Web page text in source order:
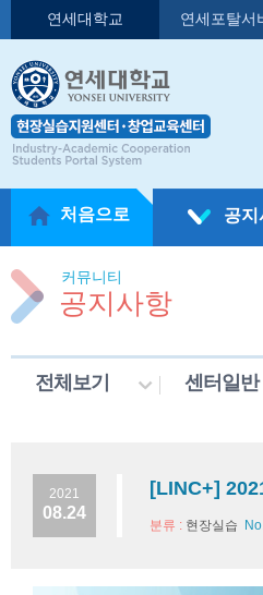
연세대학교 연세포탈서
처음으로 공지
커뮤니티
공지사항
전체보기 센터일반
2021
08.24
[LINC+]
분류 : 현장실습